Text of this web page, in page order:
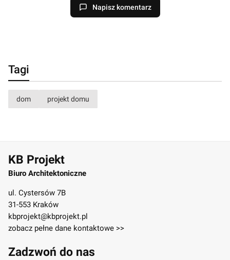
Napisz komentarz
Tagi
dom projekt domu
KB Projekt
Biuro Architektoniczne
ul. Cystersów 7B
31-553 Kraków
kbprojekt@kbprojekt.pl
zobacz pełne dane kontaktowe >>
Zadzwoń do nas